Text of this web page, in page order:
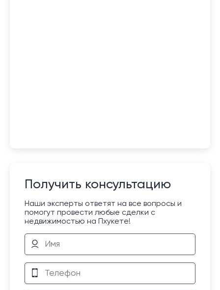
Получить консультацию
Наши эксперты ответят на все вопросы и
помогут провести любые сделки с
недвижимостью на Пхукете!